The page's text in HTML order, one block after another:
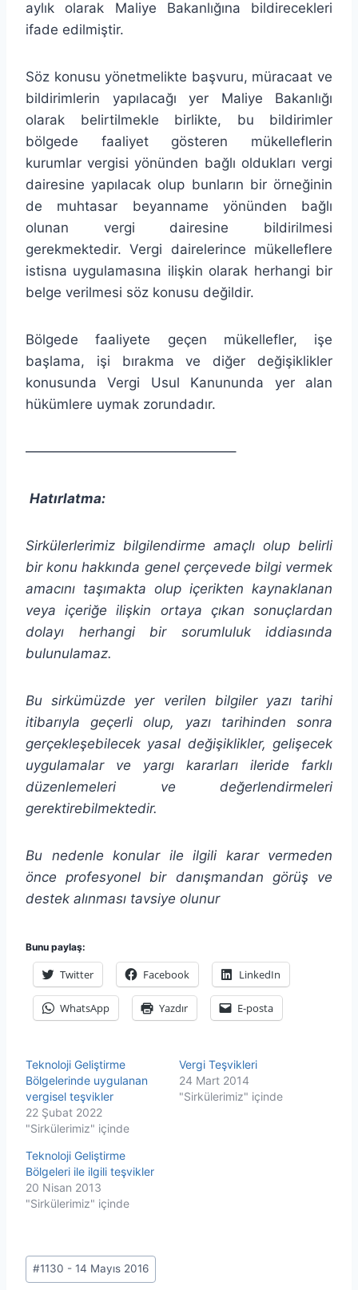
aylık olarak Maliye Bakanlığına bildirecekleri
ifade edilmiştir.
Söz konusu yönetmelikte başvuru, müracaat ve
bildirimlerin yapılacağı yer Maliye Bakanlığı
olarak belirtilmekle birlikte, bu bildirimler
bölgede faaliyet gösteren mükelleflerin
kurumlar vergisi yönünden bağlı oldukları vergi
dairesine yapılacak olup bunların bir örneğinin
de muhtasar beyanname yönünden bağlı
olunan vergi dairesine bildirilmesi
gerekmektedir. Vergi dairelerince mükelleflere
istisna uygulamasına ilişkin olarak herhangi bir
belge verilmesi söz konusu değildir.
Bölgede faaliyete geçen mükellefler, işe
başlama, işi bırakma ve diğer değişiklikler
konusunda Vergi Usul Kanununda yer alan
hükümlere uymak zorundadır.
———————————————–
Hatırlatma:
Sirkülerlerimiz bilgilendirme amaçlı olup belirli
bir konu hakkında genel çerçevede bilgi vermek
amacını taşımakta olup içerikten kaynaklanan
veya içeriğe ilişkin ortaya çıkan sonuçlardan
dolayı herhangi bir sorumluluk iddiasında
bulunulamaz.
Bu sirkümüzde yer verilen bilgiler yazı tarihi
itibarıyla geçerli olup, yazı tarihinden sonra
gerçekleşebilecek yasal değişiklikler, gelişecek
uygulamalar ve yargı kararları ileride farklı
düzenlemeleri ve değerlendirmeleri
gerektirebilmektedir.
Bu nedenle konular ile ilgili karar vermeden
önce profesyonel bir danışmandan görüş ve
destek alınması tavsiye olunur
Bunu paylaş:
Twitter Facebook LinkedIn
WhatsApp Yazdır E-posta
Teknoloji Geliştirme
Bölgelerinde uygulanan
vergisel teşvikler
22 Şubat 2022
"Sirkülerimiz" içinde
Vergi Teşvikleri
24 Mart 2014
"Sirkülerimiz" içinde
Teknoloji Geliştirme
Bölgeleri ile ilgili teşvikler
20 Nisan 2013
"Sirkülerimiz" içinde
Post
Tags:
#1130 - 14 Mayıs 2016